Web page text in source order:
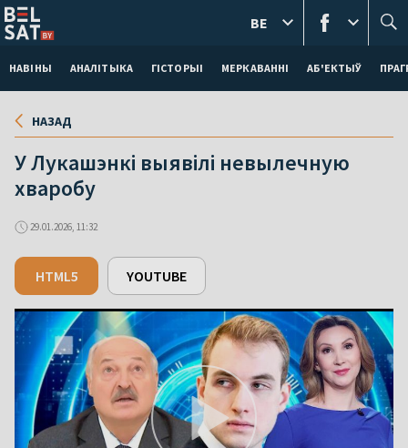
НАВІНЫ АНАЛІТЫКА ГІСТОРЫІ МЕРКАВАННI АБ'ЕКТЫЎ
BE
НАЗАД
У Лукашэнкі выявілі невылечную
хваробу
29.01.2026, 11:32
HTML5 YOUTUBE